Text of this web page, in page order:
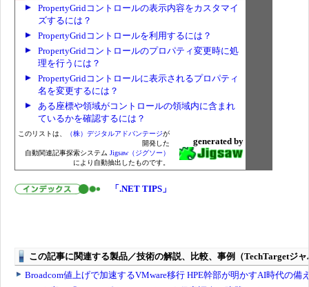
PropertyGridコントロールの表示内容をカスタマイ
ズするには？
PropertyGridコントロールを利用するには？
PropertyGridコントロールのプロパティ変更時に処
理を行うには？
PropertyGridコントロールに表示されるプロパティ
名を変更するには？
ある座標や領域がコントロールの領域内に含まれ
ているかを確認するには？
このリストは、 （株）デジタルアドバンテージが
開発した
自動関連記事探索システム Jigsaw（ジグソー）
により自動抽出したものです。
generated by
「.NET TIPS」